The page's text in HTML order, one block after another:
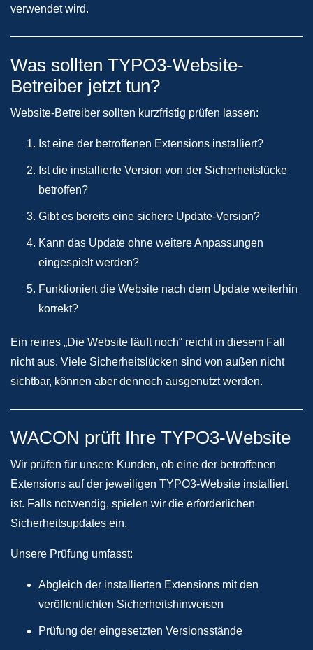
verwendet wird.
Was sollten TYPO3-Website-
Betreiber jetzt tun?
Website-Betreiber sollten kurzfristig prüfen lassen:
Ist eine der betroffenen Extensions installiert?
Ist die installierte Version von der Sicherheitslücke
betroffen?
Gibt es bereits eine sichere Update-Version?
Kann das Update ohne weitere Anpassungen
eingespielt werden?
Funktioniert die Website nach dem Update weiterhin
korrekt?
Ein reines „Die Website läuft noch“ reicht in diesem Fall
nicht aus. Viele Sicherheitslücken sind von außen nicht
sichtbar, können aber dennoch ausgenutzt werden.
WACON prüft Ihre TYPO3-Website
Wir prüfen für unsere Kunden, ob eine der betroffenen
Extensions auf der jeweiligen TYPO3-Website installiert
ist. Falls notwendig, spielen wir die erforderlichen
Sicherheitsupdates ein.
Unsere Prüfung umfasst:
Abgleich der installierten Extensions mit den
veröffentlichten Sicherheitshinweisen
Prüfung der eingesetzten Versionsstände